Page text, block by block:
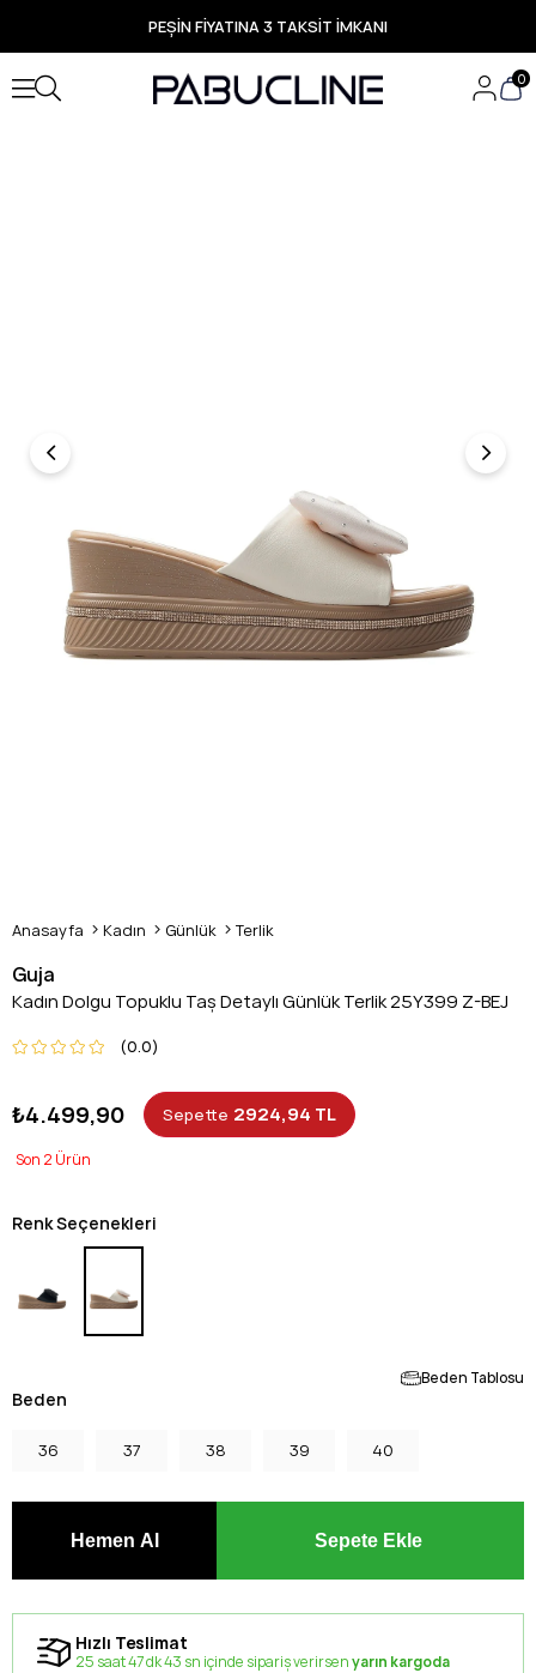
PEŞİN FİYATINA 3 TAKSİT İMKANI
TÜM ÜRÜNLERDE ÜCRETSİZ KARGO
Yeni Sezon Ürünlerde Özel Fırsatlar
Seçili Ürünlerde Hızlı Teslimat
0
Anasayfa Kadın Günlük Terlik
Guja
Kadın Dolgu Topuklu Taş Detaylı Günlük Terlik 25Y399 Z-BEJ
0.0
₺4.499,90 Sepette 2924,94 TL
2
Renk Seçenekleri
Beden Tablosu
Beden
36 37 38 39 40
Hızlı Teslimat
25 saat 47 dk 43 sn içinde sipariş verirsenyarın kargoda